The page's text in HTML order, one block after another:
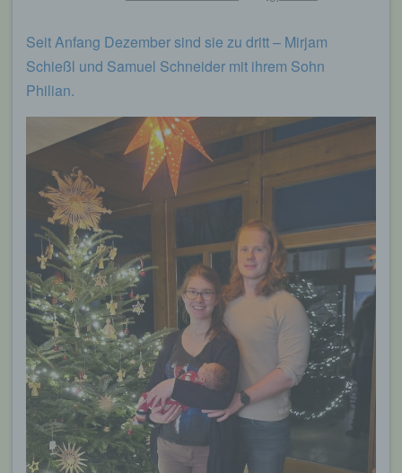
Seit Anfang Dezember sind sie zu dritt – Mirjam
Schießl und Samuel Schneider mit ihrem Sohn
Philian.